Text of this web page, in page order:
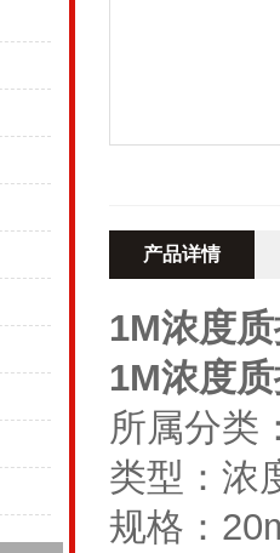
产品详情
1M浓度
1M浓度
所属分类
类型：浓
规格：